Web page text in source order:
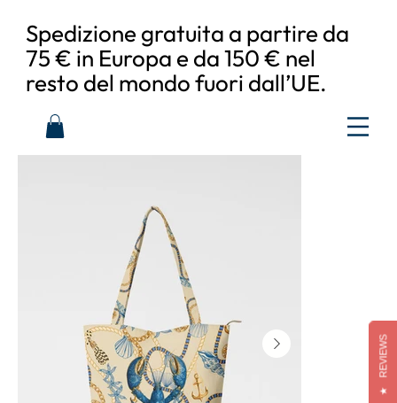
Spedizione gratuita a partire da
75 € in Europa e da 150 € nel
resto del mondo fuori dall’UE.
★
REVIEWS